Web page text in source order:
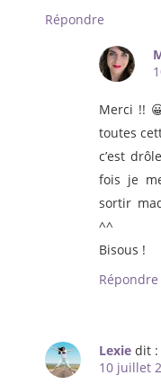
Répondre
Merci !!
toutes
c’est
fois je
sortir
^^
Bisous !
Répondre
Lexie dit :
10 juillet